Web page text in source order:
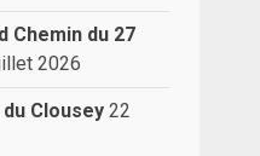
Chemin du 27
2026
Clousey 22